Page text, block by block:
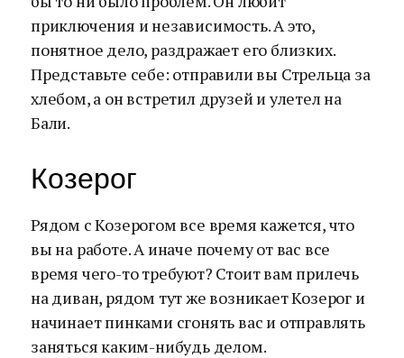
приключения и независимость. А это,
понятное дело, раздражает его близких.
Представьте себе: отправили вы Стрельца за
хлебом, а он встретил друзей и улетел на
Бали.
Козерог
Рядом с Козерогом все время кажется, что
вы на работе. А иначе почему от вас все
время чего-то требуют? Стоит вам прилечь
на диван, рядом тут же возникает Козерог и
начинает пинками сгонять вас и отправлять
заняться каким-нибудь делом.